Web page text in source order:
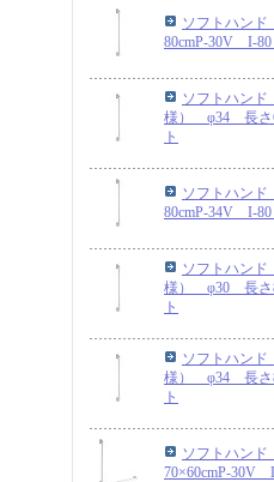
ソフトハン
80cmP-30V I-
ソフトハン
様） φ34 長さ
ト
ソフトハン
80cmP-34V I-
ソフトハン
様） φ30 長さ
ト
ソフトハン
様） φ34 長さ
ト
ソフトハン
70×60cmP-30V